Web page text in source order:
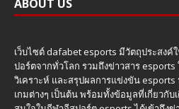
ABOUT US
เว็บไซต์ dafabet esports มีวัตถุประสงค์
ปอร์ตจากทั่วโลก รวมถึงข่าวสาร esports
วิเคราะห์ และสรุปผลการแข่งขัน
เกมต่างๆ เป็นต้น พร้อมทั้งข้อมูลที่เกี่ยวกั